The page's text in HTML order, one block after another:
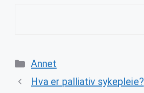
Categories
Annet
Hva er palliativ sykepleie?